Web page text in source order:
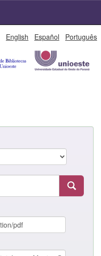
English Español Português